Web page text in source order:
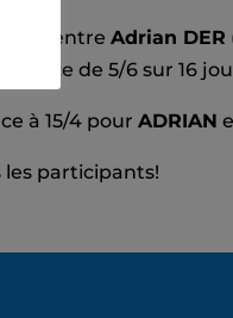
entre Adrian DER
la place de 5/6 sur 16
à 15/4 pour ADRIAN
les participants!